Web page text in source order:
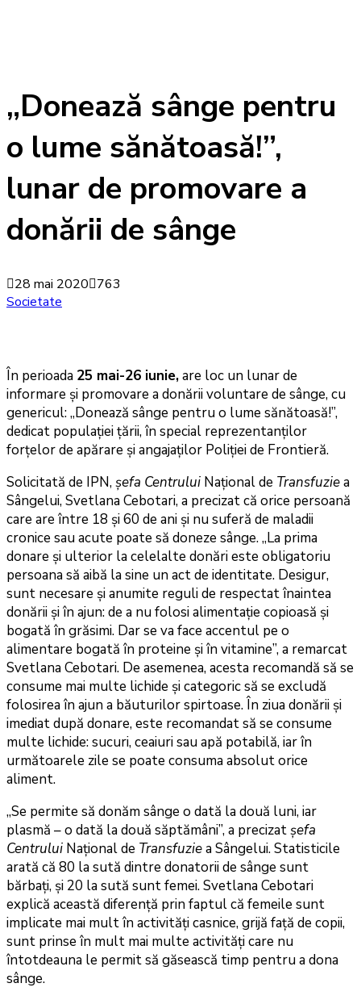
„Donează sânge pentru
o lume sănătoasă!”,
lunar de promovare a
donării de sânge
28 mai 2020 763
Societate
În perioada 25 mai-26 iunie,are loc un lunar de
informare și promovare a donării voluntare de sânge, cu
genericul: „Donează sânge pentru o lume sănătoasă!”,
dedicat populației țării, în special reprezentanților
forțelor de apărare și angajaților Poliției de Frontieră.
Solicitată de IPN,șefa Centrului Național de Transfuziea
Sângelui, Svetlana Cebotari, a precizat că orice persoană
care are între 18 şi 60 de ani şi nu suferă de maladii
cronice sau acute poate să doneze sânge. „La prima
donare şi ulterior la celelalte donări este obligatoriu
persoana să aibă la sine un act de identitate. Desigur,
sunt necesare şi anumite reguli de respectat înaintea
donării și în ajun: de a nu folosi alimentaţie copioasă şi
bogată în grăsimi. Dar se va face accentul pe o
alimentare bogată în proteine şi în vitamine”, a remarcat
Svetlana Cebotari. De asemenea, acesta recomandă să se
consume mai multe lichide şi categoric să se excludă
folosirea în ajun a băuturilor spirtoase. În ziua donării şi
imediat după donare, este recomandat să se consume
multe lichide: sucuri, ceaiuri sau apă potabilă, iar în
următoarele zile se poate consuma absolut orice
aliment.
„Se permite să donăm sânge o dată la două luni, iar
plasmă – o dată la două săptămâni”, a precizatșefa
Centrului Național de Transfuziea Sângelui. Statisticile
arată că 80 la sută dintre donatorii de sânge sunt
bărbaţi, şi 20 la sută sunt femei. Svetlana Cebotari
explică această diferență prin faptul că femeile sunt
implicate mai mult în activităţi casnice, grijă faţă de copii,
sunt prinse în mult mai multe activităţi care nu
întotdeauna le permit să găsească timp pentru a dona
sânge.